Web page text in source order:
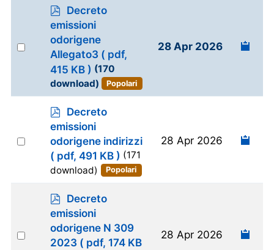
Select
p
d
f
Decreto
emissioni
odorigene
Allegato3 ( pdf,
415 KB ) (170
download)
Popolari
28 Apr 2026
Select
p
d
f
Decreto
emissioni
odorigene indirizzi
( pdf, 491 KB ) (171
download)
Popolari
28 Apr 2026
Select
p
d
f
Decreto
emissioni
odorigene N 309
2023 ( pdf, 174 KB
28 Apr 2026